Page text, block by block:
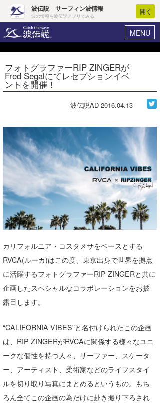
波伝説 サーフィン波情報
波の情報を波伝説アプリでみる
開く
MENU
ヘルプ マイホーム
ログイン
WAVE HUNTER 波予想ツール
気象情報
ニュース
サーフィンエリアガイド
会員メニュー
フォトグラファーRIP ZINGERが
Fred Segalにてレセプションイベ
ントを開催！
波伝説AD 2016.04.13
カリフォルニア・コスタメサをベースとする
RVCA(ルーカ)はこの度、東京出身で世界を拠点
に活躍するフォトグラファーRIP ZINGERと共に
企画したスペシャルなコラボレーションをお披
露目します。
“CALIFORNIA VIBES”と名付けられたこの企画
は、RIP ZINGERがRVCAに関係する様々なユニ
ークな個性を持つ人々、サーファー、スケータ
ー、アーティスト、柔術家などのライフスタイ
ルを切り取り写真にまとめるというもの。もち
ろん全てこの企画の為だけに赴き撮り下ろされ
Core Surf Japan
コンテスト
ファッション/グッズ
アート＆エンタメ
コラム
トラベル
ショップ情報
ショップ情報
湘南
千葉北
伊豆
千葉南
沖縄
ウラナミ
お知らせ
その他
ルール＆How to
VOTE!
サーファーズ